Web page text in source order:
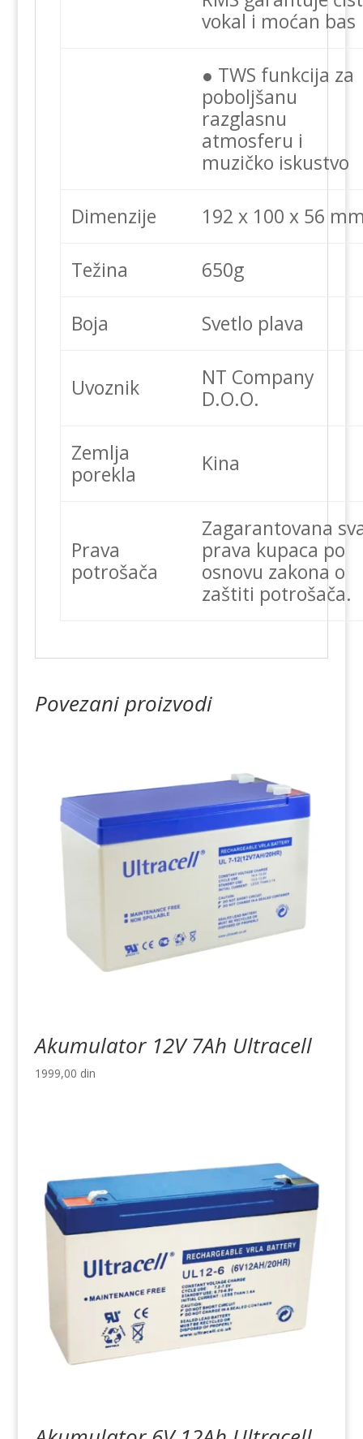
vokal i moćan bas
● TWS funkcija za
poboljšanu
razglasnu
atmosferu i
muzičko iskustvo
Dimenzije 192 x 100 x 56
Težina 650g
Boja Svetlo plava
Uvoznik
NT Company
D.O.O.
Zemlja
porekla
Kina
Prava
potrošača
Zagarantovana
prava kupaca po
osnovu zakona o
zaštiti potrošača.
Povezani proizvodi
Akumulator 12V 7Ah Ultracell
1999,00 din